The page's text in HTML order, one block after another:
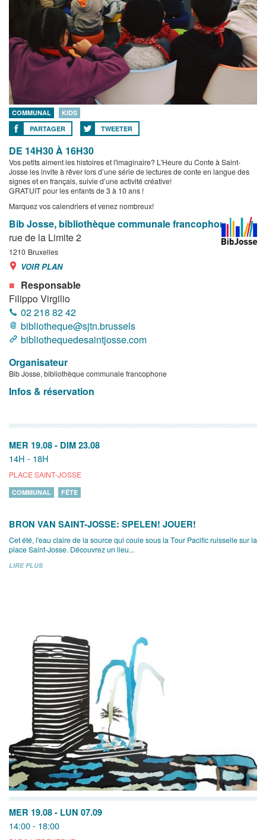
COMMUNAL
KIDS
PARTAGER
TWEETER
DE 14H30 À 16H30
Vos petits aiment les histoires et l'imaginaire? L'Heure du Conte à Saint-
Josse les invite à rêver lors d’une série de lectures de conte en langue des
signes et en français, suivie d’une activité créative!
GRATUIT pour les enfants de 3 à 10 ans !
Marquez vos calendriers et venez nombreux!
Bib Josse, bibliothèque communale francophone
rue de la Limite 2
1210 Bruxelles
VOIR PLAN
Responsable
Filippo Virgilio
02 218 82 42
bibliotheque@sjtn.brussels
bibliothequedesaintjosse.com
Organisateur
Bib Josse, bibliothèque communale francophone
Infos & réservation
MER 19.08 - DIM 23.08
14H - 18H
PLACE SAINT-JOSSE
COMMUNAL FÊTE
BRON VAN SAINT-JOSSE: SPELEN! JOUER!
Cet été, l'eau claire de la source qui coule sous la Tour Pacific ruisselle sur la
place Saint-Josse. Découvrez un lieu...
LIRE PLUS
MER 19.08 - LUN 07.09
14:00 - 18:00